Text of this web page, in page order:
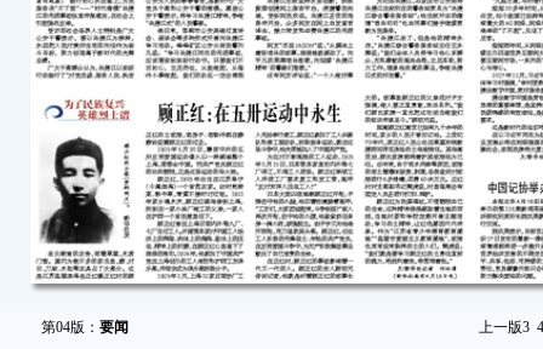
第04版： 要闻 上一版3 4